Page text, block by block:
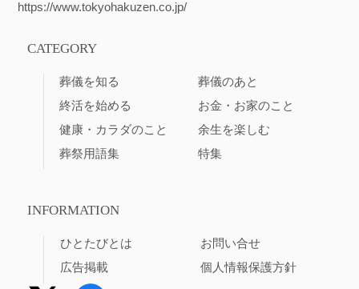
https://www.tokyohakuzen.co.jp/
CATEGORY
葬儀を知る
葬儀のあと
終活を始める
お金・お家のこと
健康・カラダのこと
余生を楽しむ
葬祭用語集
特集
INFORMATION
ひとたびとは
お問い合せ
広告掲載
個人情報保護方針